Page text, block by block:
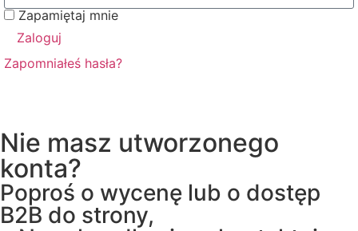
Zapamiętaj mnie
Zaloguj
Zapomniałeś hasła?
Nie masz utworzonego
konta?
Poproś o wycenę lub o dostęp
B2B do strony,